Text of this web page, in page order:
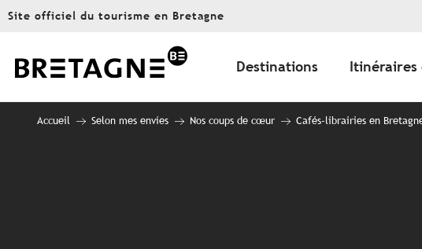
Aller
principal
Site officiel du tourisme en Bretagne
Destinations Itinéraires
Accueil Selon mes envies Nos coups de cœur Cafés-librairies en